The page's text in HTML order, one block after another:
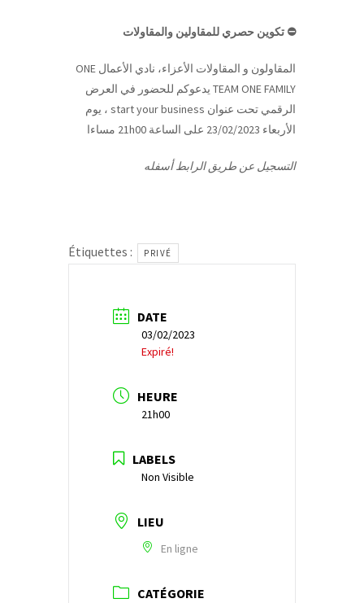
⛔️ تكوين حصري للمقاولين والمقاولات
المقاولون و المقاولات الأعزاء، نادي الأعمال ONE
TEAM ONE FAMILY يدعوكم للحضور في العرض
الرقمي تحت عنوان start your business ، يوم
الأربعاء 23/02/2023 على الساعة 21h00 مساءا
التسجيل عن طريق الرابط أسفله
Étiquettes : PRIVÉ
DATE
03/02/2023
Expiré!
HEURE
21h00
LABELS
Non Visible
LIEU
En ligne
CATÉGORIE